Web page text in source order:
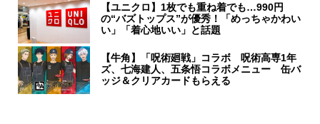
【ユニクロ】1枚でも重ね着でも…990円
の“バズトップス”が優秀！「めっちゃかわい
い」「着心地いい」と話題
【牛角】「呪術廻戦」コラボ 呪術高専1年
ズ、七海建人、五条悟コラボメニュー 缶バ
ッジ＆クリアカードもらえる